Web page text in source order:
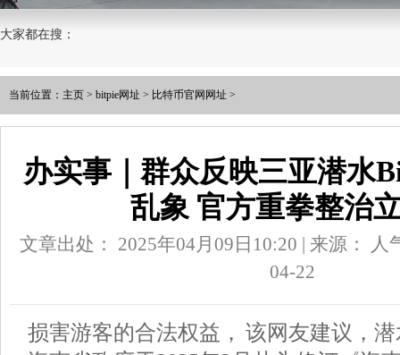
大家都在搜：
当前位置： 主页 > bitpie网址 > 比特币官网网址 >
办实事｜群众反映三亚潜水
乱象 官方重拳整治
文章出处： 2025年04月09日10:20 | 来源：
人
04-22
损害游客的合法权益， 该网友建议，